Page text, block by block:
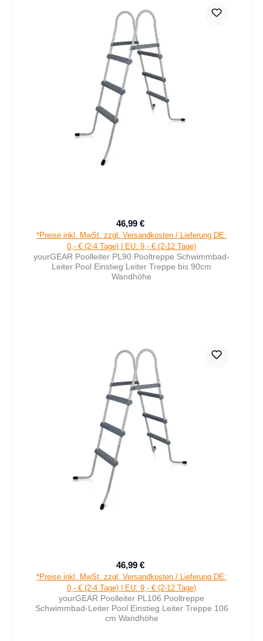
Verkaufspreis:
46,99 €
*Preise inkl. MwSt. zzgl. Versandkosten / Lieferung DE:
0,- € (2-4 Tage) | EU: 9,- € (2-12 Tage)
yourGEAR Poolleiter PL90 Pooltreppe Schwimmbad-
Leiter Pool Einstieg Leiter Treppe bis 90cm
Wandhöhe
Verkaufspreis:
46,99 €
*Preise inkl. MwSt. zzgl. Versandkosten / Lieferung DE:
0,- € (2-4 Tage) | EU: 9,- € (2-12 Tage)
yourGEAR Poolleiter PL106 Pooltreppe
Schwimmbad-Leiter Pool Einstieg Leiter Treppe 106
cm Wandhöhe